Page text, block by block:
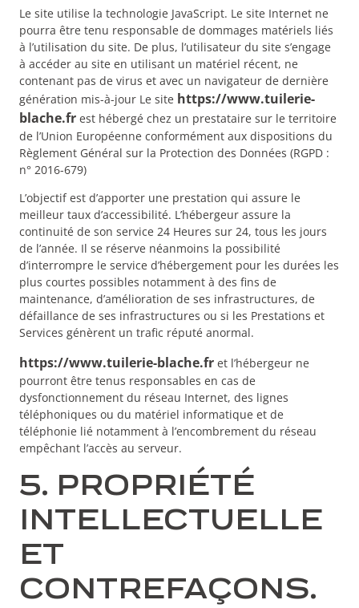
Le site utilise la technologie JavaScript. Le site Internet ne
pourra être tenu responsable de dommages matériels liés
à l’utilisation du site. De plus, l’utilisateur du site s’engage
à accéder au site en utilisant un matériel récent, ne
contenant pas de virus et avec un navigateur de dernière
génération mis-à-jour Le site https://www.tuilerie-
blache.fr est hébergé chez un prestataire sur le territoire
de l’Union Européenne conformément aux dispositions du
Règlement Général sur la Protection des Données (RGPD :
n° 2016-679)
L’objectif est d’apporter une prestation qui assure le
meilleur taux d’accessibilité. L’hébergeur assure la
continuité de son service 24 Heures sur 24, tous les jours
de l’année. Il se réserve néanmoins la possibilité
d’interrompre le service d’hébergement pour les durées les
plus courtes possibles notamment à des fins de
maintenance, d’amélioration de ses infrastructures, de
défaillance de ses infrastructures ou si les Prestations et
Services génèrent un trafic réputé anormal.
https://www.tuilerie-blache.fr et l’hébergeur ne
pourront être tenus responsables en cas de
dysfonctionnement du réseau Internet, des lignes
téléphoniques ou du matériel informatique et de
téléphonie lié notamment à l’encombrement du réseau
empêchant l’accès au serveur.
5. PROPRIÉTÉ
INTELLECTUELLE
ET
CONTREFAÇONS.